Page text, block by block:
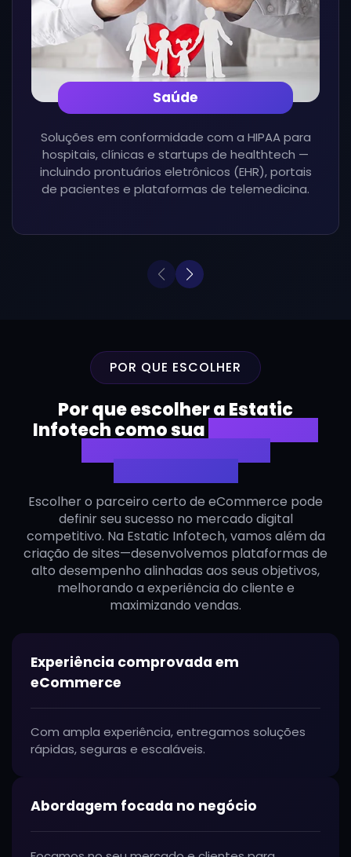
Saúde
Soluções em conformidade com a HIPAA para
hospitais, clínicas e startups de healthtech —
incluindo prontuários eletrônicos (EHR), portais
de pacientes e plataformas de telemedicina.
POR QUE ESCOLHER
Por que escolher a Estatic
Infotech como sua
eCommerce?
Escolher o parceiro certo de eCommerce pode
definir seu sucesso no mercado digital
competitivo. Na Estatic Infotech, vamos além da
criação de sites—desenvolvemos plataformas de
alto desempenho alinhadas aos seus objetivos,
melhorando a experiência do cliente e
maximizando vendas.
Experiência comprovada em
eCommerce
Com ampla experiência, entregamos soluções
rápidas, seguras e escaláveis.
Abordagem focada no negócio